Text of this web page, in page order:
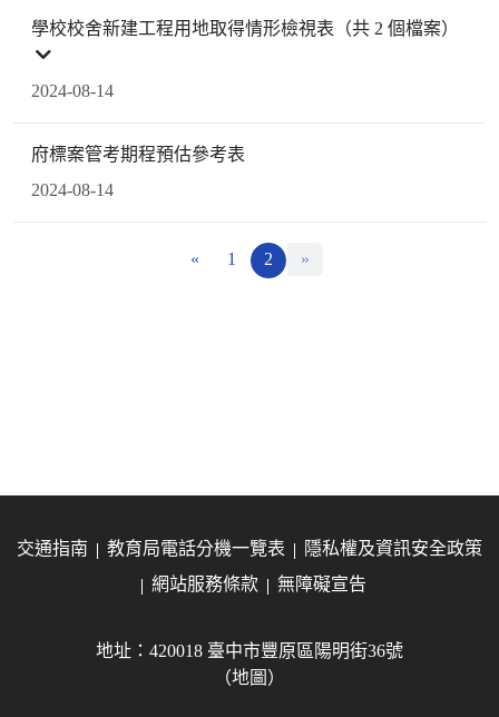
學校校舍新建工程用地取得情形檢視表（共 2 個檔案）
2024-08-14
府標案管考期程預估參考表
2024-08-14
« 1 2 »
交通指南 教育局電話分機一覽表
隱私權及資訊安全政策
網站服務條款
無障礙宣告
地址：420018 臺中市豐原區陽明街36號
（地圖）